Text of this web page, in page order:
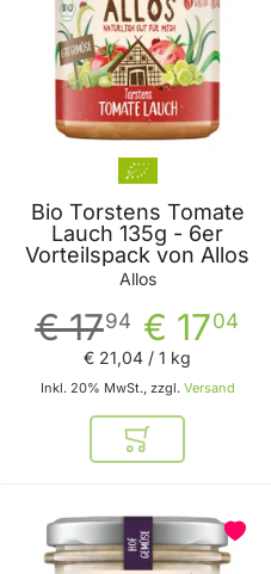
Bio Torstens Tomate
Lauch 135g - 6er
Vorteilspack von Allos
Allos
€ 1704
€ 1794
Inkl. 20% MwSt., zzgl. Versand
€ 21,04 / 1 kg
In den